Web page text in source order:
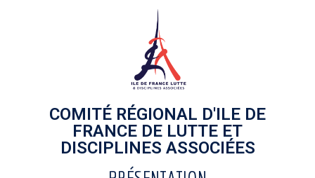
COMITÉ RÉGIONAL D'ILE DE
FRANCE DE LUTTE ET
DISCIPLINES ASSOCIÉES